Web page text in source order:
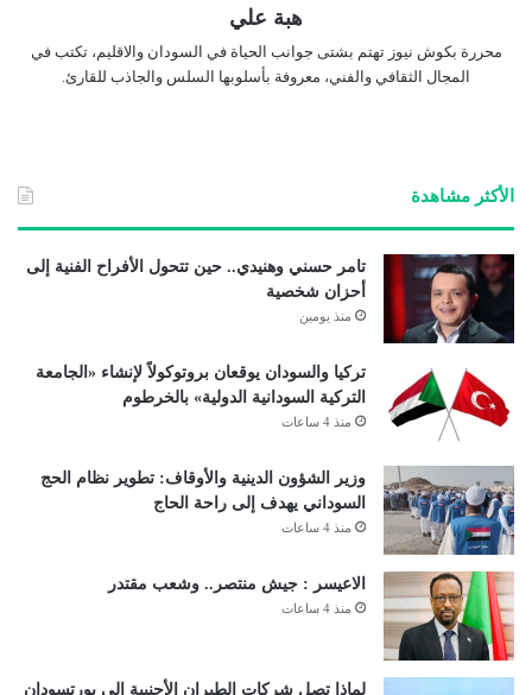
هبة علي
محررة بكوش نيوز تهتم بشتى جوانب الحياة في السودان والاقليم، تكتب في
المجال الثقافي والفني، معروفة بأسلوبها السلس والجاذب للقارئ.
الأكثر مشاهدة
تامر حسني وهنيدي.. حين تتحول الأفراح الفنية إلى
أحزان شخصية
منذ يومين
تركيا والسودان يوقعان بروتوكولاً لإنشاء «الجامعة
التركية السودانية الدولية» بالخرطوم
منذ 4 ساعات
وزير الشؤون الدينية والأوقاف: تطوير نظام الحج
السوداني يهدف إلى راحة الحاج
منذ 4 ساعات
الاعيسر : جيش منتصر.. وشعب مقتدر
منذ 4 ساعات
لماذا تصل شركات الطيران الأجنبية إلى بورتسودان